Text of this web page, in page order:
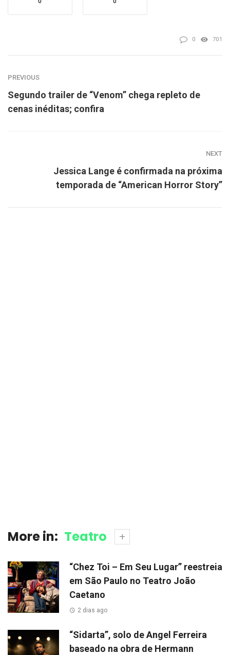
0 701
PREVIOUS
Segundo trailer de “Venom” chega repleto de
cenas inéditas; confira
NEXT
Jessica Lange é confirmada na próxima
temporada de “American Horror Story”
More in: Teatro
“Chez Toi – Em Seu Lugar” reestreia
em São Paulo no Teatro João
Caetano
2 dias ago
“Sidarta”, solo de Angel Ferreira
baseado na obra de Hermann